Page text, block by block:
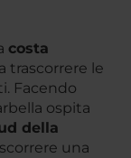
costa
trascorrere le
Facendo
ospita
della
una